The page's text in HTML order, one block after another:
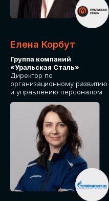
Елена Корбут
Группа компаний
«Уральская Сталь»
Директор по
организационному развитию
и управлению персоналом
Приглашаем стать
TECH FORUM и поделиться
опытом и экспертизой.
сотрудничеству!
СТАТЬ
СПИКЕРОМ
IT Solutions for Business